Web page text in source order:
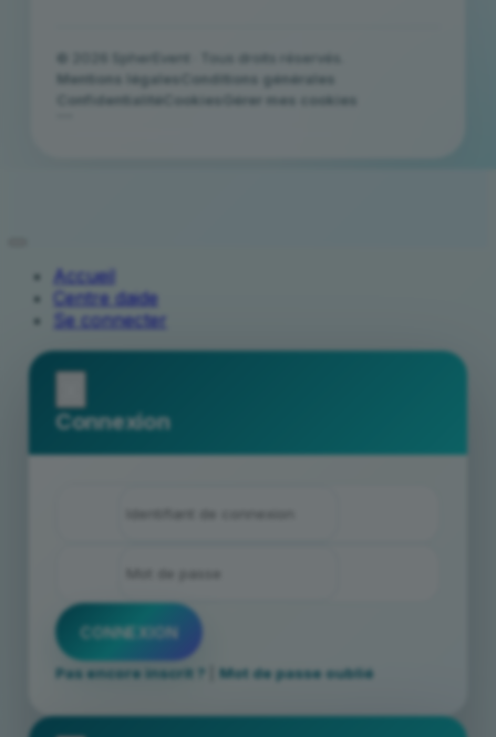
© 2026 SpherEvent · Tous droits réservés.
Mentions légales
Conditions générales
Confidentialité Cookies Gérer mes cookies
Accueil
Centre daide
Se connecter
Connexion
Pas encore inscrit ? Mot de passe oublié